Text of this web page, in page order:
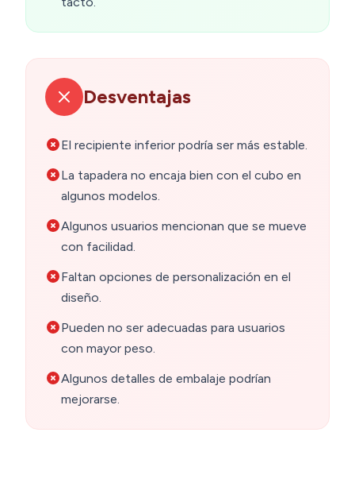
Desventajas
El recipiente inferior podría ser más estable.
La tapadera no encaja bien con el cubo en
algunos modelos.
Algunos usuarios mencionan que se mueve
con facilidad.
Faltan opciones de personalización en el
diseño.
Pueden no ser adecuadas para usuarios
con mayor peso.
Algunos detalles de embalaje podrían
mejorarse.